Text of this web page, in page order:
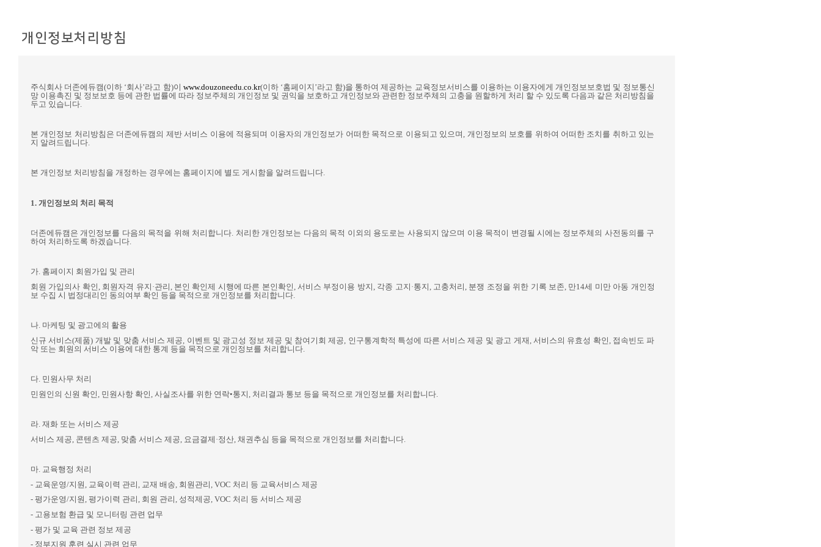
개인정보처리방침
주식회사 더존에듀캠(이하 ‘회사’라고 함)이 www.douzoneedu.co.kr(이하 ‘홈페이지 ’라고 함)을 통하여 제공하는 교육정보서비스를 이용하는 이용자에게 개인정보보호법 및 정보통신
망 이용촉진 및 정보보호 등에 관한 법률에 따라 정보주체의 개인정보 및 권익을 보호하고 개인정보와 관련한 정보주체의 고충을 원할하게 처리 할 수 있도록 다음과 같은 처리방침을
두고 있습니다
본 개인정보 처리방침은 더존에듀캠의 제반 서비스 이용에 적용되며 이용자의 개인정보가 어떠한 목적으로 이용되고 있으며
개인정보의 보호를 위하여 어떠한 조치를 취하고 있는
지 알려드립니다
본 개인정보 처리방침을 개정하는 경우에는 홈페이지에 별도 게시함을 알려드립니다.
1. 개인정보의 처리 목적
더존에듀캠은 개인정보를 다음의 목적을 위해 처리합니다 처리한 개인정보는 다음의 목적 이외의 용도로는 사용되지 않으며 이용 목적이 변경될 시에는 정보주체의 사전동의를 구
하여 처리하도록 하겠습니다
가. 홈페이지 회원가입 및 관리
회원 가입의사 확인 회원자격 유지·관리 본인 확인제 시행에 따른 본인확인 서비스 부정이용 방지 각종 고지·통지 고충처리 분쟁 조정을 위한 기록 보존 만14세 미만 아동 개인정
보 수집 시 법정대리인 동의여부 확인 등을 목적으로 개인정보를 처리합니다
나. 마케팅 및 광고에의 활용
신규 서비스(제품) 개발 및 맞춤 서비스 제공 이벤트 및 광고성 정보 제공 및 참여기회 제공 인구통계학적 특성에 따른 서비스 제공 및 광고 게재 서비스의 유효성 확인 접속빈도 파
악 또는 회원의 서비스 이용에 대한 통계 등을 목적으로 개인정보를 처리합니다
다. 민원사무 처리
민원인의 신원 확인 민원사항 확인 사실조사를 위한 연락•통지 처리결과 통보 등을 목적으로 개인정보를 처리합니다
라. 재화 또는 서비스 제공
서비스 제공 콘텐츠 제공 맞춤 서비스 제공 요금결제·정산 채권추심 등을 목적으로 개인정보를 처리합니다
마. 교육행정 처리
- 교육운영/지원 교육이력 관리 교재 배송 회원관리 , VOC 처리 등 교육서비스 제공
- 평가운영/지원 , 평가이력 관리 , 회원 관리 , 성적제공, VOC 처리 등 서비스 제공
- 고용보험 환급 및 모니터링 관련 업무
- 평가 및 교육 관련 정보 제공
- 정부지원 훈련 실시 관련 업무